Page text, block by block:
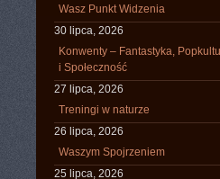
Wasz Punkt Widzenia
30 lipca, 2026
Konwenty – Fantastyka,
i Społeczność
27 lipca, 2026
Treningi w naturze
26 lipca, 2026
Waszym Spojrzeniem
25 lipca, 2026